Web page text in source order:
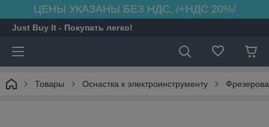
ЦЕНЫ УКАЗАНЫ БЕЗ НДС, /+НДС 20%/
Just Buy It - Покупать легко!
Товары Оснастка к электроинструменту